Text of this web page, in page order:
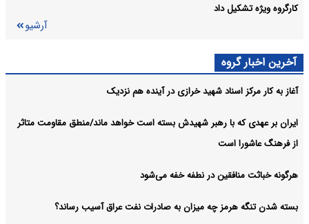
کارگروه ویژه تشکیل داد
آرشیو
آخرین اخبار گروه
آغاز به کار مرکز اسناد شهید خرازی در آینده هم نزدیک
ایران بر عهدی که با رهبر شهیدش بسته است خواهد ماند/منطق مقاومت متاثر
از فرهنگ عاشورا است
هرگونه خباثت منافقین در نطفه خفه می‌شود
بسته شدن تنگه هرمز چه میزان به صادرات نفت عراق آسیب رساند؟